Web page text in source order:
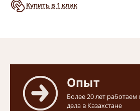
Купить в 1 клик
Опыт
Более 20 лет
дела в Казахстане